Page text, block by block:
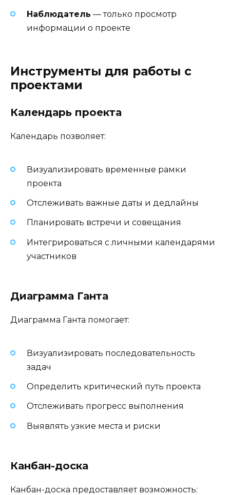
Наблюдатель — только просмотр
информации о проекте
Инструменты для работы с
проектами
Календарь проекта
Календарь позволяет:
Визуализировать временные рамки
проекта
Отслеживать важные даты и дедлайны
Планировать встречи и совещания
Интегрироваться с личными календарями
участников
Диаграмма Ганта
Диаграмма Ганта помогает:
Визуализировать последовательность
задач
Определить критический путь проекта
Отслеживать прогресс выполнения
Выявлять узкие места и риски
Канбан-доска
Канбан-доска предоставляет возможность: